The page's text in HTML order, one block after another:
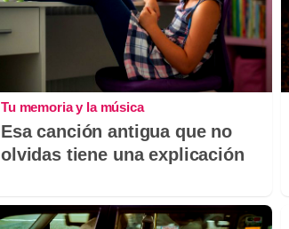
Tu memoria y la música
Esa canción antigua que no
olvidas tiene una explicación